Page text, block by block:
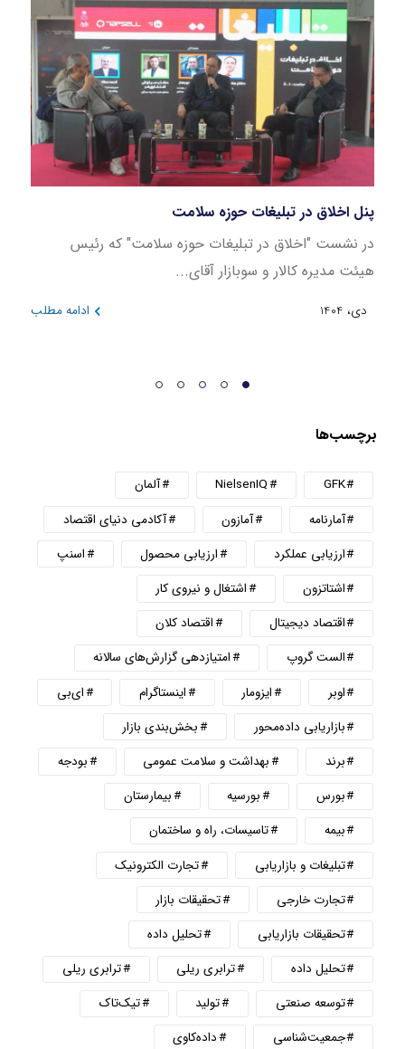
پنل اخلاق در تبلیغات حوزه سلامت
در نشست "اخلاق در تبلیغات حوزه سلامت" که رئیس
هیئت مدیره کالار و سوبازار آقای...
دی، 1404 ادامه مطلب
برچسب‌ها
GFK
NielsenIQ
آلمان
آمارنامه
آمازون
آکادمی دنیای اقتصاد
ارزیابی عملکرد
ارزیابی محصول
اسنپ
اشتاتزون
اشتغال و نیروی کار
اقتصاد دیجیتال
اقتصاد کلان
الست گروپ
امتیازدهی گزارش‌های سالانه
اوبر
ایزومار اینستاگرام
ای‌بی
بازاریابی داده‌محور
بخش‌بندی بازار
برند
بهداشت و سلامت عمومی
بودجه
بورس
بورسیه
بیمارستان
بیمه
تاسیسات، راه و ساختمان
تبلیغات و بازاریابی
تجارت الکترونیک
تجارت خارجی
تحقیقات بازار
تحقیقات بازاریابی
تحلیل داده
تحلیل داده
ترابری ریلی
ترابری ریلی
توسعه صنعتی
تولید
تیک‌تاک
جمعیت‌شناسی
داده‌کاوی